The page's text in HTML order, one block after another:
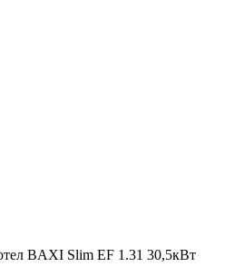
BAXI Slim EF 1.31 30,5кВт